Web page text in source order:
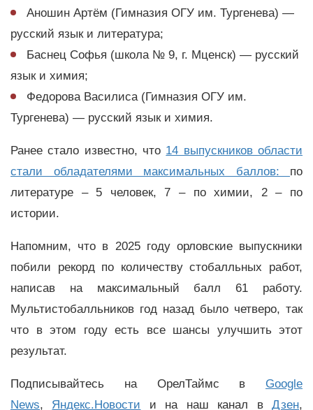
Аношин Артём (Гимназия ОГУ им. Тургенева) —
русский язык и литература;
Баснец Софья (школа № 9, г. Мценск) — русский
язык и химия;
Федорова Василиса (Гимназия ОГУ им.
Тургенева) — русский язык и химия.
Ранее стало известно, что 14 выпускников области
стали обладателями максимальных баллов: по
литературе – 5 человек, 7 – по химии, 2 – по
истории.
Напомним, что в 2025 году орловские выпускники
побили рекорд по количеству стобалльных работ,
написав на максимальный балл 61 работу.
Мультистобалльников год назад было четверо, так
что в этом году есть все шансы улучшить этот
результат.
Подписывайтесь на ОрелТаймс в Google
News, Яндекс.Новости и на наш канал вДзен,